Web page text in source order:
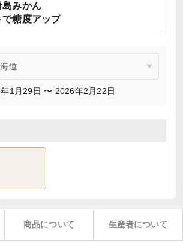
島みかん
糖度アップ
1月29日 〜 2026年2月22日
商品について 生産者について